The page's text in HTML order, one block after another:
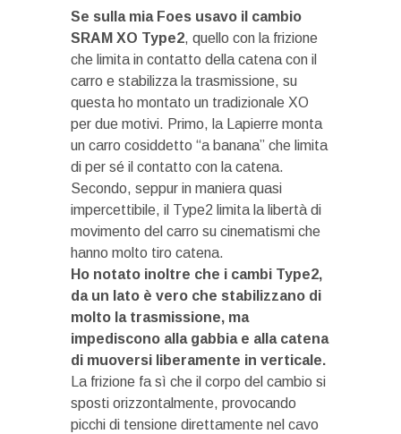
Se sulla mia Foes usavo il cambio
SRAM XO Type2, quello con la frizione
che limita in contatto della catena con il
carro e stabilizza la trasmissione, su
questa ho montato un tradizionale XO
per due motivi. Primo, la Lapierre monta
un carro cosiddetto “a banana” che limita
di per sé il contatto con la catena.
Secondo, seppur in maniera quasi
impercettibile, il Type2 limita la libertà di
movimento del carro su cinematismi che
hanno molto tiro catena.
Ho notato inoltre che i cambi Type2,
da un lato è vero che stabilizzano di
molto la trasmissione, ma
impediscono alla gabbia e alla catena
di muoversi liberamente in verticale.
La frizione fa sì che il corpo del cambio si
sposti orizzontalmente, provocando
picchi di tensione direttamente nel cavo